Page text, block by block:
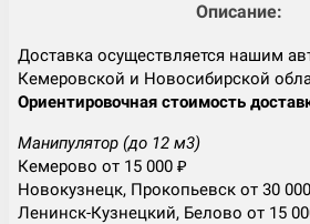
Описание:
Доставка осуществляется нашим
Кемеровской и Новосибирской
Ориентировочная стоимость
Манипулятор (до 12 м3)
Кемерово от 15 000 ₽
Новокузнецк, Прокопьевск от 30
Ленинск-Кузнецкий, Белово от 15